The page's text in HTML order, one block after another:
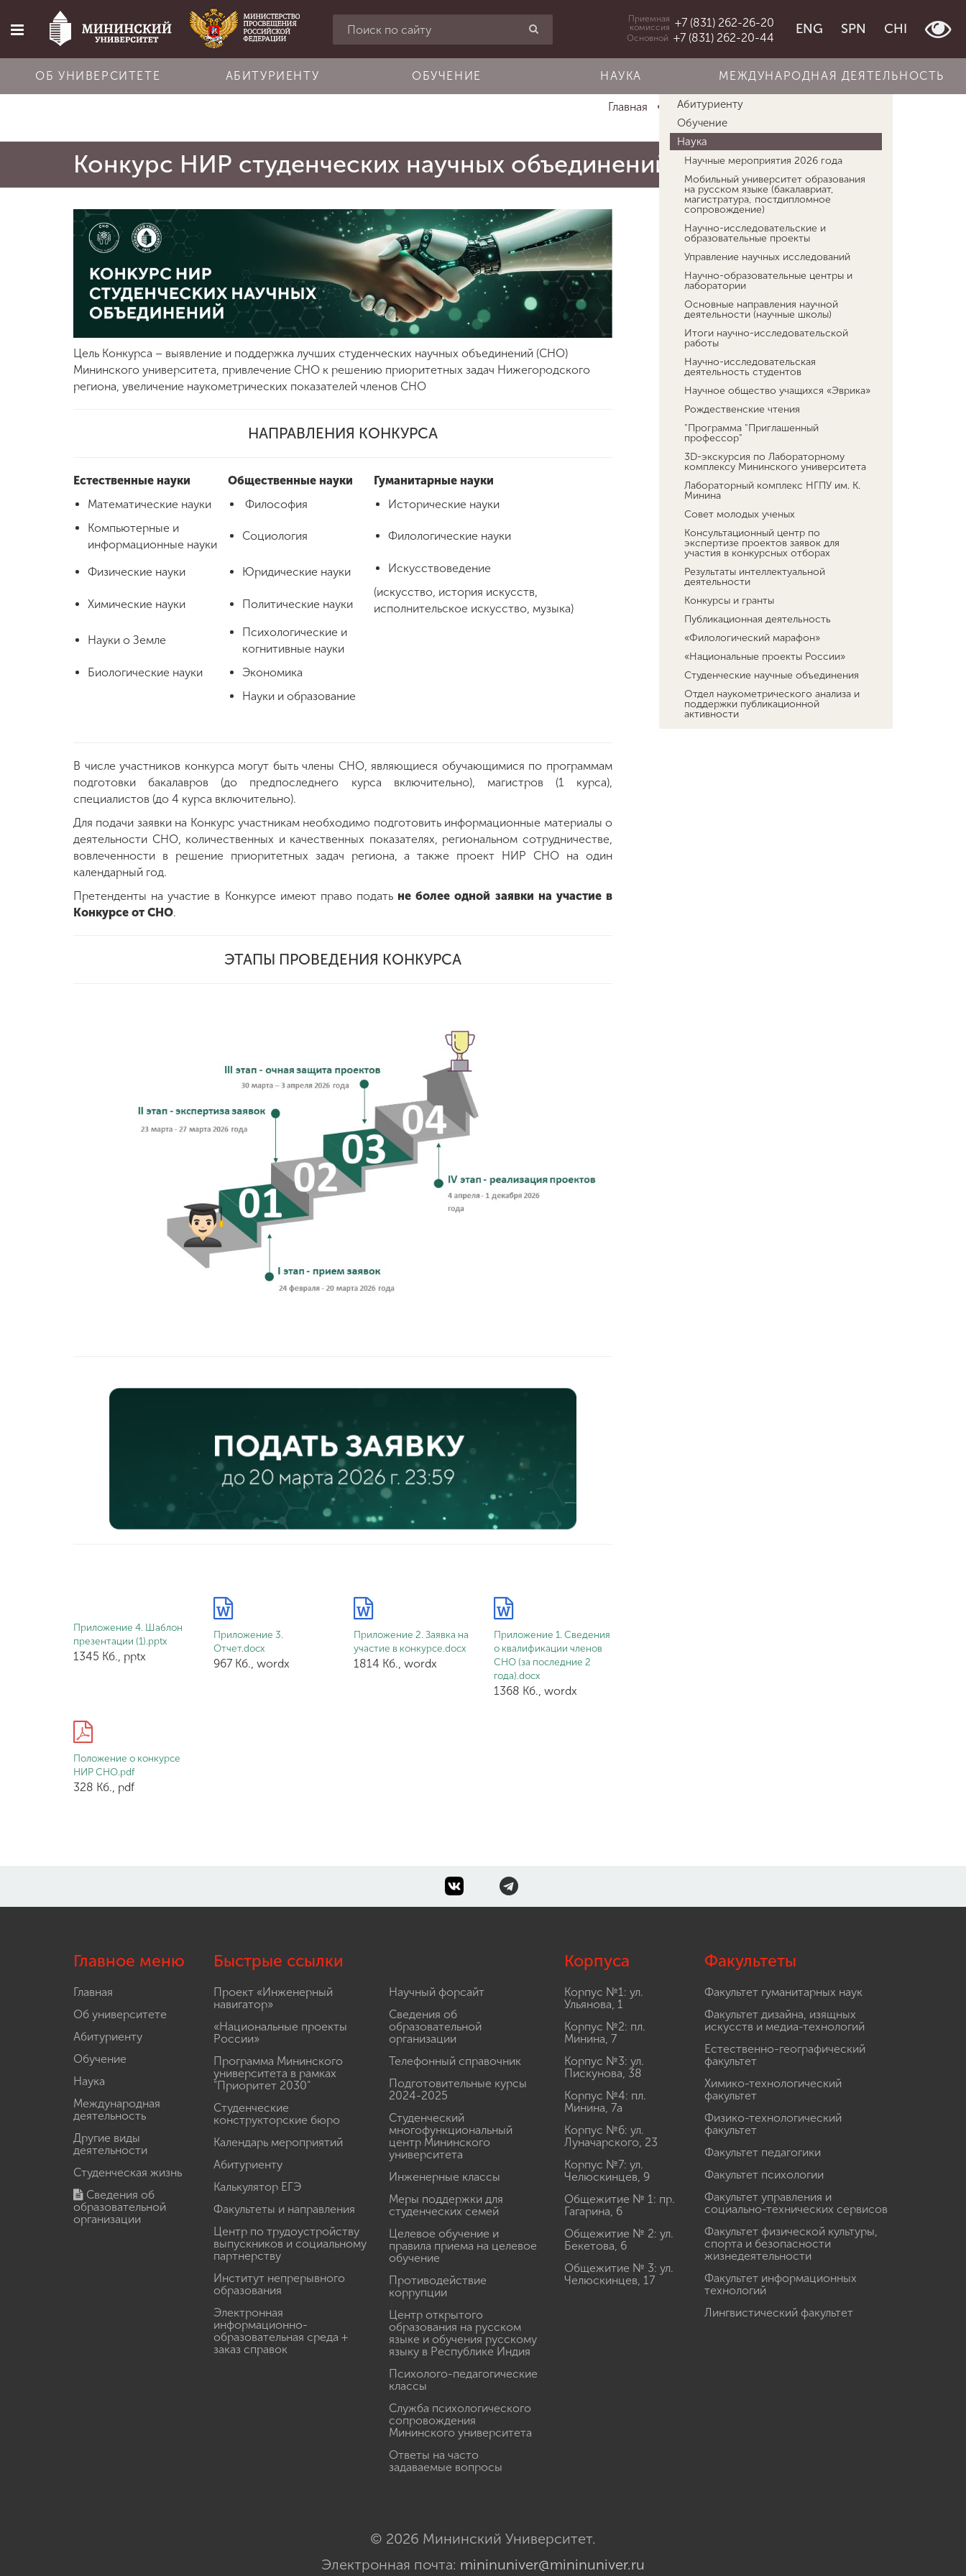
Об университете
Абитуриенту
Обучение
Международная
деятельность
жизнь
Сведения об
образовательной
организации
Приемная
Приемная
комиссия +7 (831) 262-26-20
Основной +7 (831) 262-20-44
ENG SPN CHI
ОБ УНИВЕРСИТЕТЕ АБИТУРИЕНТУ ОБУЧЕНИЕ НАУКА МЕЖДУНАРОДНАЯ ДЕЯТЕЛЬНОСТЬ
Главная Наука Конкурс НИР студенческих н...
Конкурс НИР студенческих научных объединений
Цель Конкурса – выявление и поддержка лучших студенческих научных объединений (СНО)
Мининского университета, привлечение СНО к решению приоритетных задач Нижегородского
региона, увеличение наукометрических показателей членов СНО
НАПРАВЛЕНИЯ КОНКУРСА
Естественные науки Общественные науки
Гуманитарные науки
Математические науки
Философия
Исторические науки
Компьютерные и
информационные науки
Социология Филологические науки
Физические науки Юридические науки
Искусствоведение
(искусство, история искусств,
исполнительское искусство, музыка)
Химические науки Политические науки
Науки о Земле
Психологические и
когнитивные науки
Биологические науки
Экономика
Науки и образование
В числе участников конкурса могут быть члены СНО, являющиеся обучающимися по программам
подготовки бакалавров (до предпоследнего курса включительно), магистров (1 курса),
специалистов (до 4 курса включительно).
Для подачи заявки на Конкурс участникам необходимо подготовить информационные материалы о
деятельности СНО, количественных и качественных показателях, региональном сотрудничестве,
вовлеченности в решение приоритетных задач региона, а также проект НИР СНО на один
календарный год.
Претенденты на участие в Конкурсе имеют право подать не более одной заявки на участие в
Конкурсе от СНО.
ЭТАПЫ ПРОВЕДЕНИЯ КОНКУРСА
Приложение 4. Шаблон
презентации (1).pptx
1345 Кб., pptx
Приложение 3.
Отчет.docx
967 Кб., wordx
Приложение 2. Заявка на
участие в конкурсе.docx
1814 Кб., wordx
Приложение 1. Сведения
о квалификации членов
СНО (за последние 2
года).docx
1368 Кб., wordx
Положение о конкурсе
НИР СНО.pdf
328 Кб., pdf
Об университете
Абитуриенту
Обучение
Наука
Научные мероприятия 2026 года
Мобильный университет образования
на русском языке (бакалавриат,
магистратура, постдипломное
сопровождение)
Научно-исследовательские и
образовательные проекты
Управление научных исследований
Научно-образовательные центры и
лаборатории
Основные направления научной
деятельности (научные школы)
Итоги научно-исследовательской
работы
Научно-исследовательская
деятельность студентов
Научное общество учащихся «Эврика»
Рождественские чтения
"Программа "Приглашенный
профессор"
3D-экскурсия по Лабораторному
комплексу Мининского университета
Лабораторный комплекс НГПУ им. К.
Минина
Совет молодых ученых
Консультационный центр по
экспертизе проектов заявок для
участия в конкурсных отборах
Результаты интеллектуальной
деятельности
Конкурсы и гранты
Публикационная деятельность
«Филологический марафон»
«Национальные проекты России»
Студенческие научные объединения
Отдел наукометрического анализа и
поддержки публикационной
активности
Главное меню
Главная
Об университете
Абитуриенту
Обучение
Наука
Международная
деятельность
Другие виды
деятельности
Студенческая жизнь
Сведения об
образовательной
организации
Быстрые ссылки
Проект «Инженерный
навигатор»
«Национальные проекты
России»
Программа Мининского
университета в рамках
"Приоритет 2030"
Студенческие
конструкторские бюро
Календарь мероприятий
Абитуриенту
Калькулятор ЕГЭ
Факультеты и направления
Центр по трудоустройству
выпускников и социальному
партнерству
Институт непрерывного
образования
Электронная
информационно-
образовательная среда +
заказ справок
Научный форсайт
Сведения об
образовательной
организации
Телефонный справочник
Подготовительные курсы
2024-2025
Студенческий
многофункциональный
центр Мининского
университета
Инженерные классы
Меры поддержки для
студенческих семей
Целевое обучение и
правила приема на целевое
обучение
Противодействие
коррупции
Центр открытого
образования на русском
языке и обучения русскому
языку в Республике Индия
Психолого-педагогические
классы
Служба психологического
сопровождения
Мининского университета
Ответы на часто
задаваемые вопросы
Корпуса
Корпус №1: ул.
Ульянова, 1
Корпус №2: пл.
Минина, 7
Корпус №3: ул.
Пискунова, 38
Корпус №4: пл.
Минина, 7а
Корпус №6: ул.
Луначарского, 23
Корпус №7: ул.
Челюскинцев, 9
Общежитие № 1: пр.
Гагарина, 6
Общежитие № 2: ул.
Бекетова, 6
Общежитие № 3: ул.
Челюскинцев, 17
Факультеты
Факультет гуманитарных наук
Факультет дизайна, изящных
искусств и медиа-технологий
Естественно-географический
факультет
Химико-технологический
факультет
Физико-технологический
факультет
Факультет педагогики
Факультет психологии
Факультет управления и
социально-технических сервисов
Факультет физической культуры,
спорта и безопасности
жизнедеятельности
Факультет информационных
технологий
Лингвистический факультет
© 2026 Мининский Университет.
Электронная почта: mininuniver@mininuniver.ru